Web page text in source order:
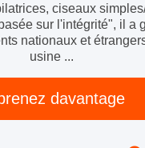
ciseaux
sur l'intégrité", il a
nationaux et
usine ...
davantage